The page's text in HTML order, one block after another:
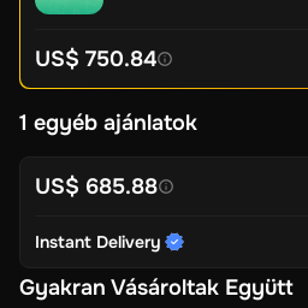
US$ 750.84
1 egyéb ajánlatok
US$ 685.88
Instant Delivery
Gyakran Vásároltak Együtt